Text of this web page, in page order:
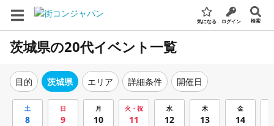
気になる ログイン 検索
茨城県の20代イベント一覧
目的 茨城県 エリア 詳細条件 開催日
土
8
日
9
月
10
火・祝
11
水
12
木
13
金
14